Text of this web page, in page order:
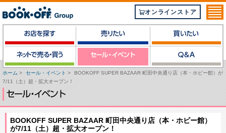
オンラインストア
ホーム> セール・イベント> BOOKOFF SUPER BAZAAR 町田中央通り店（本・ホビー館）が
7/11（土）超・拡大オープン！
BOOKOFF SUPER BAZAAR 町田中央通り店（本・ホビー館）
が7/11（土）超・拡大オープン！